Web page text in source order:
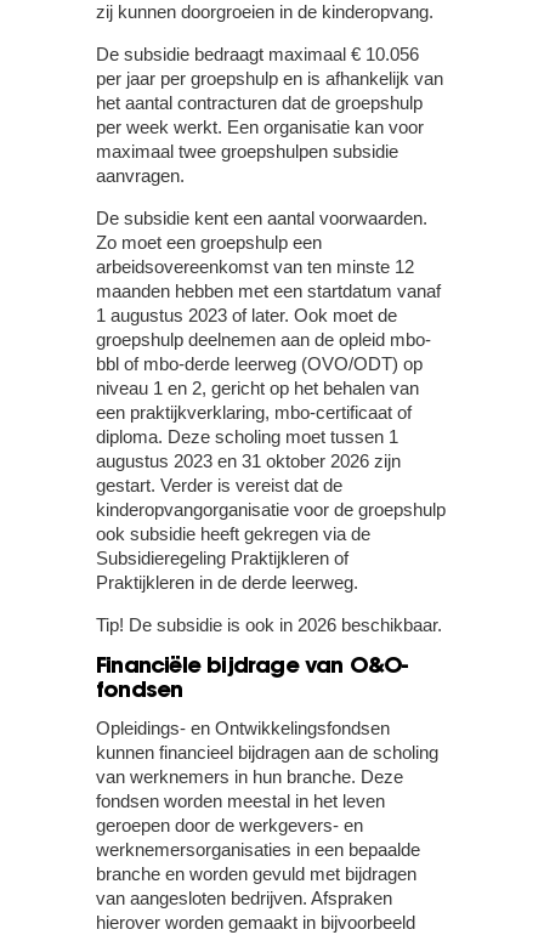
zij kunnen doorgroeien in de kinderopvang.
De subsidie bedraagt maximaal € 10.056
per jaar per groepshulp en is afhankelijk van
het aantal contracturen dat de groepshulp
per week werkt. Een organisatie kan voor
maximaal twee groepshulpen subsidie
aanvragen.
De subsidie kent een aantal voorwaarden.
Zo moet een groepshulp een
arbeidsovereenkomst van ten minste 12
maanden hebben met een startdatum vanaf
1 augustus 2023 of later. Ook moet de
groepshulp deelnemen aan de opleid mbo-
bbl of mbo-derde leerweg (OVO/ODT) op
niveau 1 en 2, gericht op het behalen van
een praktijkverklaring, mbo-certificaat of
diploma. Deze scholing moet tussen 1
augustus 2023 en 31 oktober 2026 zijn
gestart. Verder is vereist dat de
kinderopvangorganisatie voor de groepshulp
ook subsidie heeft gekregen via de
Subsidieregeling Praktijkleren of
Praktijkleren in de derde leerweg.
Tip! De subsidie is ook in 2026 beschikbaar.
Financiële bijdrage van O&O-
fondsen
Opleidings- en Ontwikkelingsfondsen
kunnen financieel bijdragen aan de scholing
van werknemers in hun branche. Deze
fondsen worden meestal in het leven
geroepen door de werkgevers- en
werknemersorganisaties in een bepaalde
branche en worden gevuld met bijdragen
van aangesloten bedrijven. Afspraken
hierover worden gemaakt in bijvoorbeeld